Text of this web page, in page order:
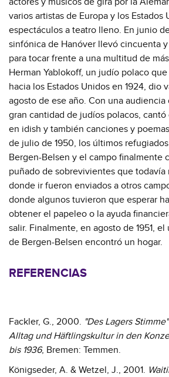
varios artistas de Europa y los Estados
espectáculos a teatro lleno. En junio
sinfónica de Hanóver llevó cincuenta
para tocar frente a una multitud de
Herman Yablokoff, un judío polaco
hacia los Estados Unidos en 1924, dio
agosto de ese año. Con una
gran cantidad de judíos polacos,
en idish y también canciones y
de julio de 1950, los últimos
Bergen-Belsen y el campo finalmente
puñado de sobrevivientes que
donde ir fueron enviados a otros
donde algunos tuvieron que esperar
obtener el papeleo o la ayuda
salir. Finalmente, en agosto de 1951,
de Bergen-Belsen encontró un hogar.
REFERENCIAS
Fackler, G., 2000. "Des Lagers
Alltag und Häftlingskultur in den
bis 1936, Bremen: Temmen.
Königseder, A. & Wetzel, J., 2001.